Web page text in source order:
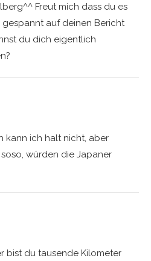
Freut mich dass du es
auf deinen Bericht
du dich eigentlich
kann ich halt nicht, aber
würden die Japaner
bist du tausende Kilometer